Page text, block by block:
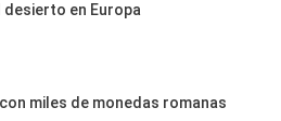
desierto en Europa
miles de monedas romanas